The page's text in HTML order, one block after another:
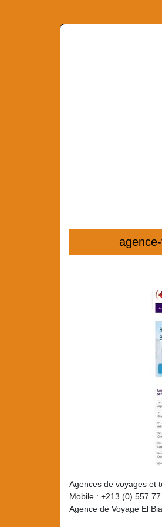
Agences de voyages et
Mobile : +213 (0) 557
Agence de Voyage El